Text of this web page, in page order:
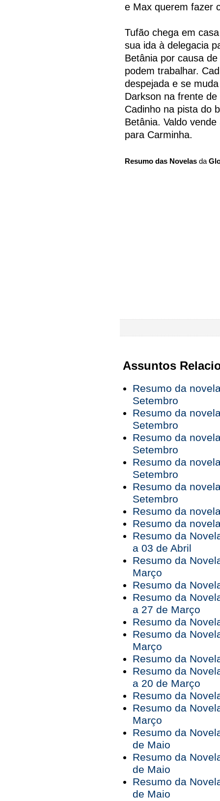
e Max querem fazer
Tufão chega em
sua ida à delegacia
Betânia por causa
podem trabalhar.
despejada e se
Darkson na frente
Cadinho na pista do
Betânia. Valdo
para Carminha.
Resumo das Novelas da
Assuntos
Resumo da
Setembro
Resumo da
Setembro
Resumo da
Setembro
Resumo da
Setembro
Resumo da
Setembro
Resumo da
Resumo da
Resumo da
a 03 de Abril
Resumo da
Março
Resumo da
Resumo da
a 27 de Março
Resumo da
Resumo da
Março
Resumo da
Resumo da
a 20 de Março
Resumo da
Resumo da
Março
Resumo da
de Maio
Resumo da
de Maio
Resumo da
de Maio